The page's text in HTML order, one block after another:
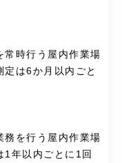
常時行う屋内作業場
は6か月以内ごと
務を行う屋内作業場
年以内ごとに1回